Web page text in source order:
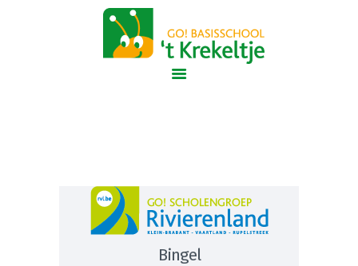
GO! Het Krekeltje
GO! ONDERWIJS VAN DE VLAAMSE GEMEENSCHAP GELIJKE KANSEN – KWALITEITSVOL ONDERWIJS –
SAMEN LEREN SAMENLEVEN
SAMEN STERK
ONS TEAM
Bingel